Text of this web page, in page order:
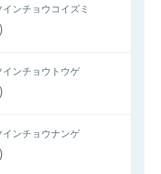
ンチョウコイズミ
ンチョウトウゲ
ンチョウナンゲ